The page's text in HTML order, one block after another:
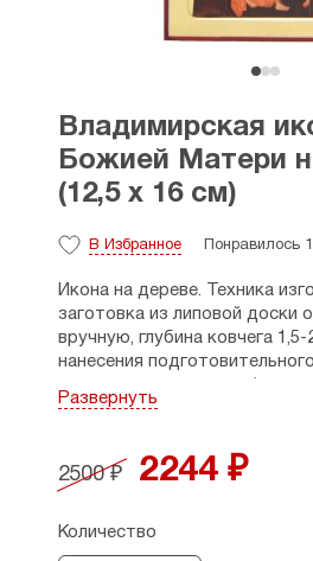
Владимирская
Божией Матери
(12,5 х 16 см)
В Избранное Понравилось
Икона на дереве. Техника
заготовка из липовой доски
вручную, глубина ковчега
нанесения
золота). Изображение иконы
краской и защищается
(н.ст.).
Развернуть
2500 ₽ 2244 ₽
Количество